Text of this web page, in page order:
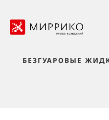
БЕЗГУАРОВЫЕ